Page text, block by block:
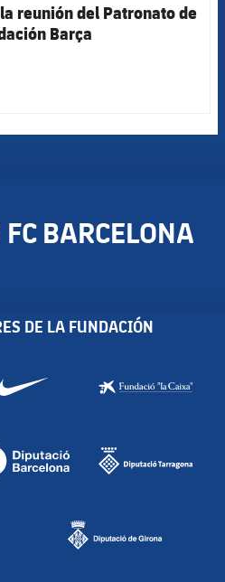
reunión del Patronato de
Barça
BARCELONA
DE LA FUNDACIÓN